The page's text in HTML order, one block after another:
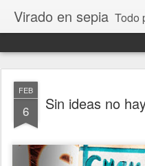
Virado en sepia Todo puede cambiar de color, depende de
FEB
6 Sin ideas no